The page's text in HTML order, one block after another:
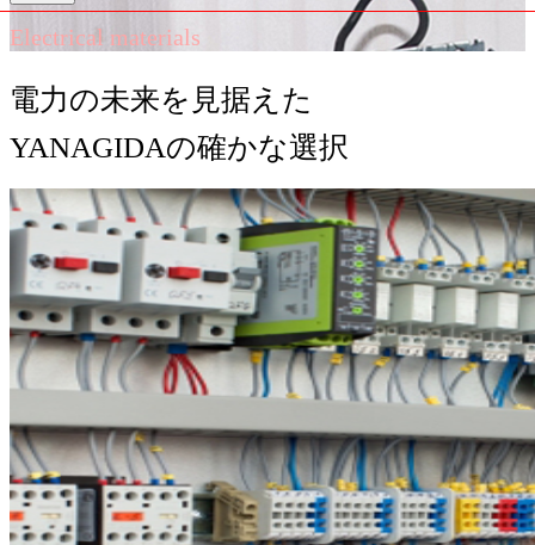
Electrical materials
電力の未来を見据えた
YANAGIDAの確かな選択